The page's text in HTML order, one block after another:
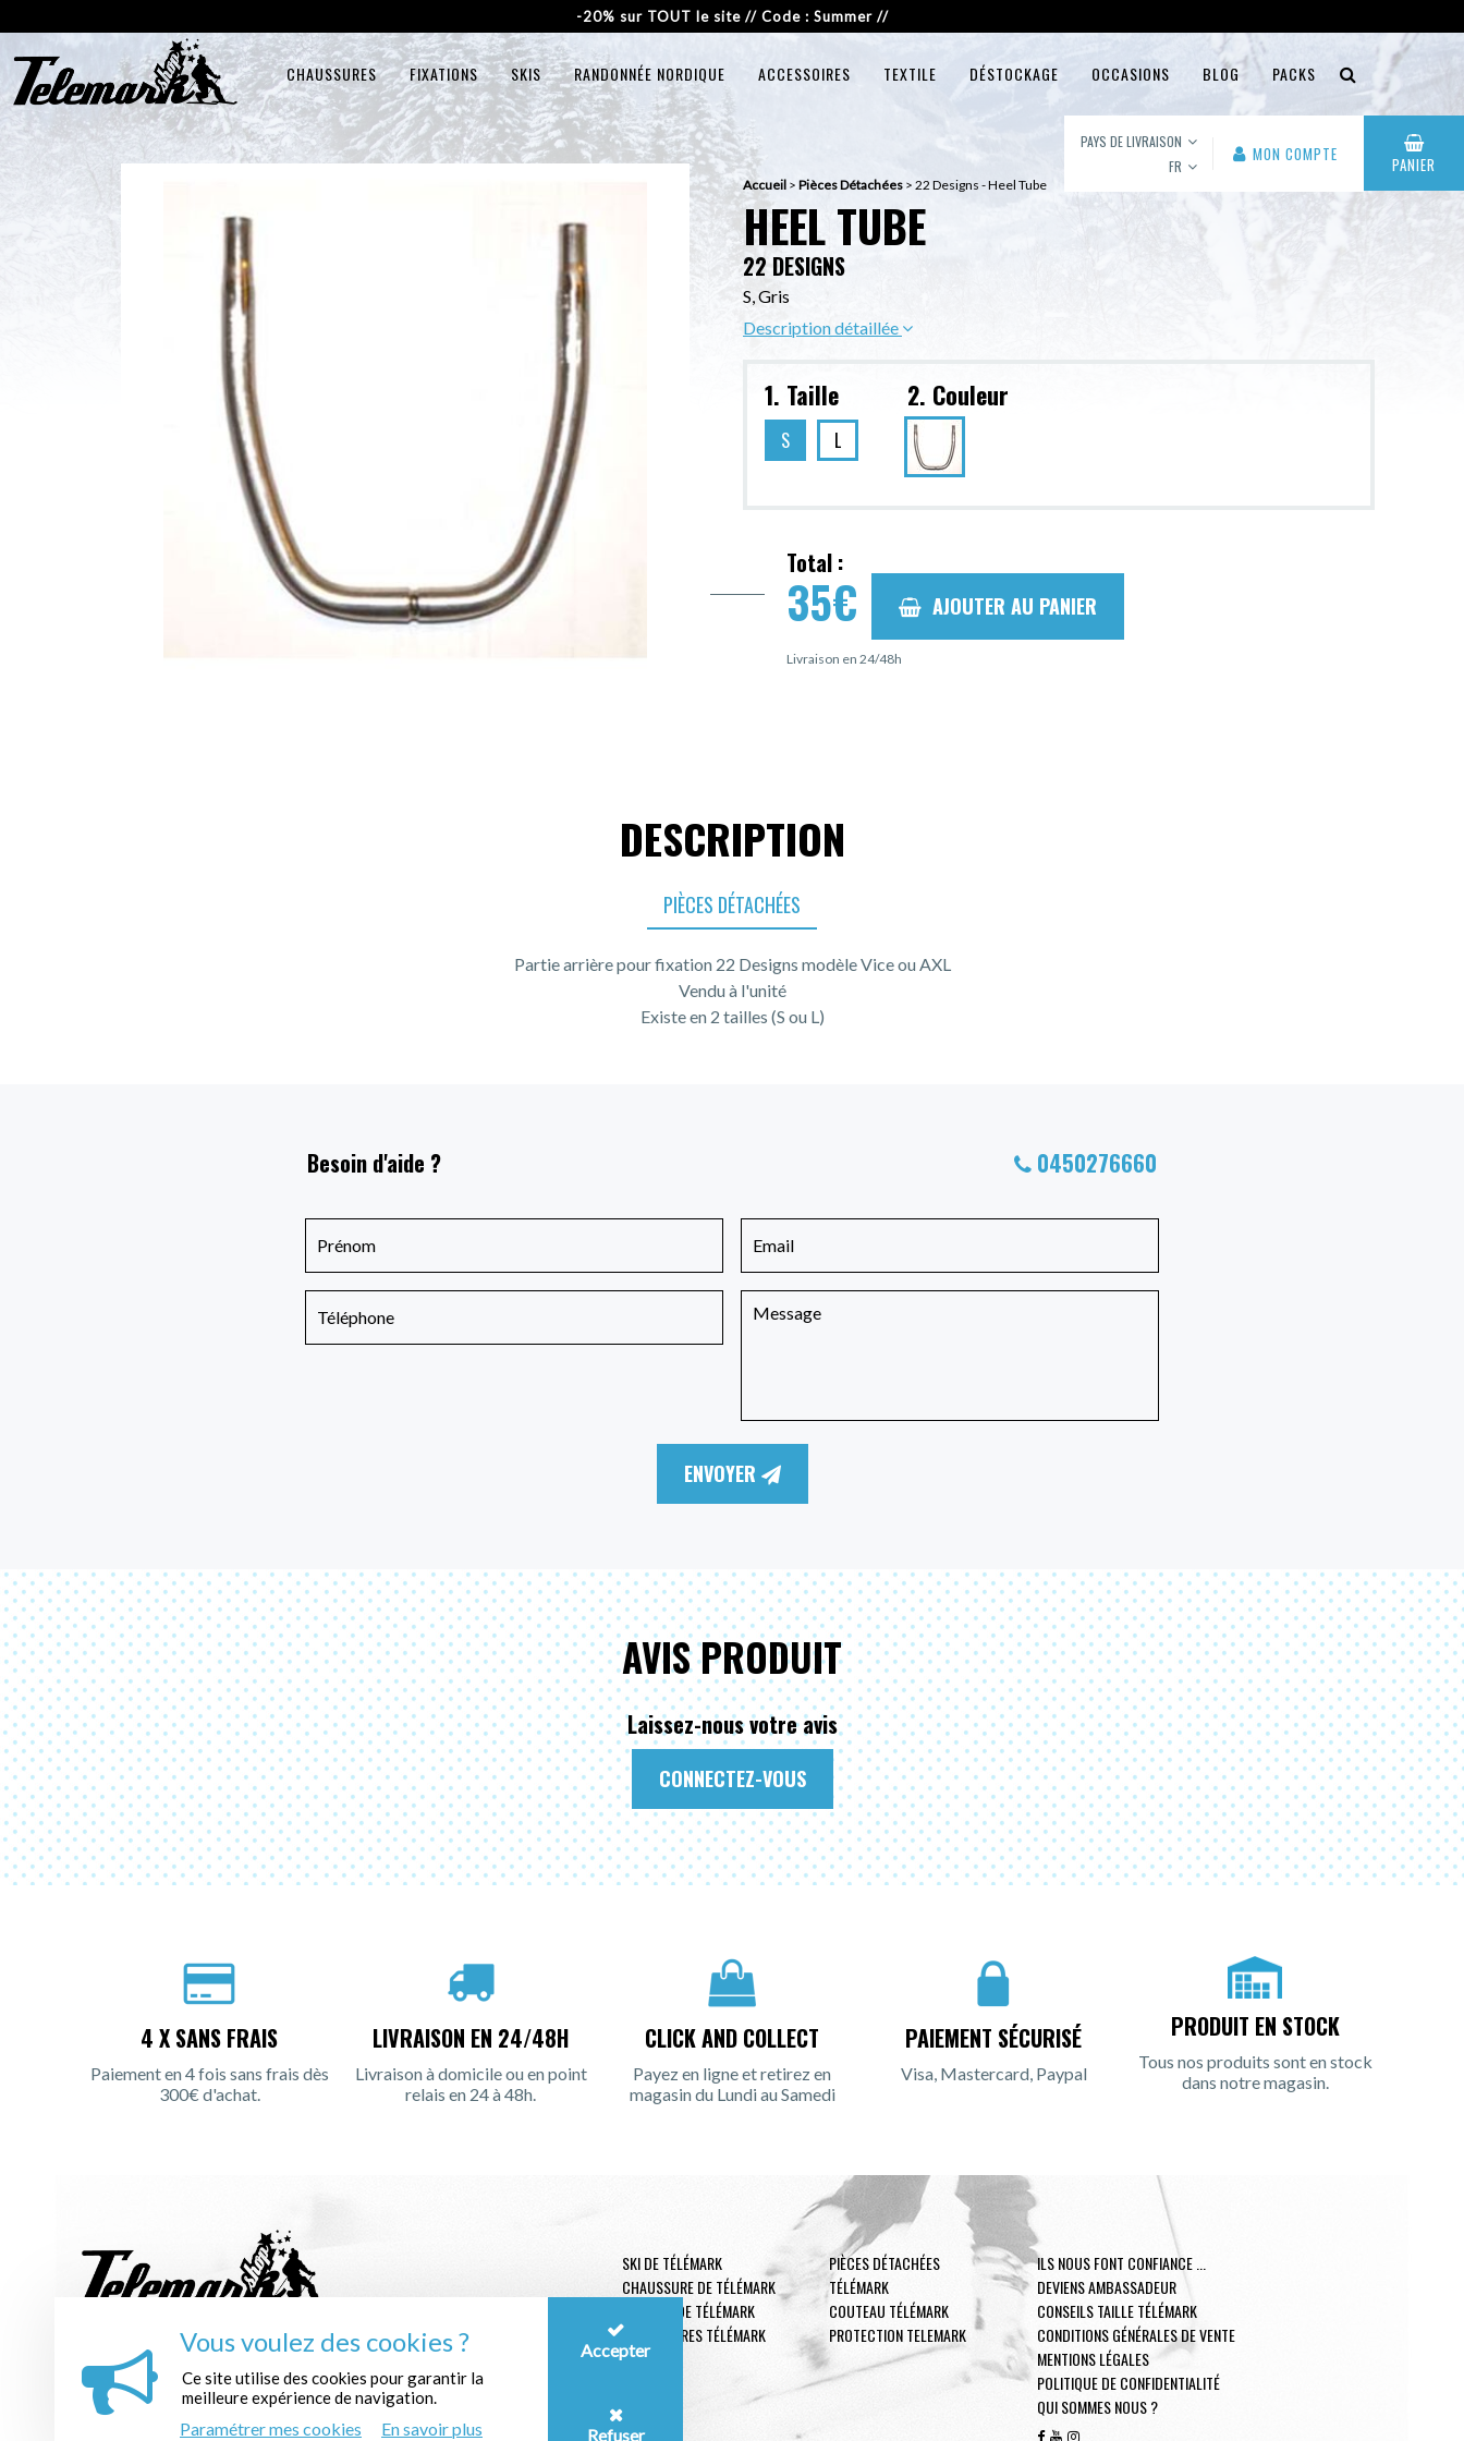
-20% sur TOUT le site // Code : Summer //
CHAUSSURES FIXATIONS SKIS RANDONNÉE NORDIQUE ACCESSOIRES TEXTILE DÉSTOCKAGE OCCASIONS BLOG PACKS
PAYS DE LIVRAISON
FR
MON COMPTE PANIER
Accueil > Pièces Détachées > 22 Designs - Heel Tube
HEEL TUBE
22 DESIGNS
S, Gris
Description détaillée
1. Taille
S L
2. Couleur
Total :
35€ AJOUTER AU PANIER
Livraison en 24/48h
DESCRIPTION
PIÈCES DÉTACHÉES
Partie arrière pour fixation 22 Designs modèle Vice ou AXL
Vendu à l'unité
Existe en 2 tailles (S ou L)
Besoin d'aide ? 0450276660
ENVOYER
AVIS PRODUIT
Laissez-nous votre avis
CONNECTEZ-VOUS
4 X SANS FRAIS
Paiement en 4 fois sans frais dès
300€ d'achat.
LIVRAISON EN 24/48H
Livraison à domicile ou en point
relais en 24 à 48h.
CLICK AND COLLECT
Payez en ligne et retirez en
magasin du Lundi au Samedi
PAIEMENT SÉCURISÉ
Visa, Mastercard, Paypal
PRODUIT EN STOCK
Tous nos produits sont en stock
dans notre magasin.
INSCRIPTION À LA NEWSLETTER :
SKI DE TÉLÉMARK
CHAUSSURE DE TÉLÉMARK
FIXATION DE TÉLÉMARK
ACCESSOIRES TÉLÉMARK
PIÈCES DÉTACHÉES
TÉLÉMARK
COUTEAU TÉLÉMARK
PROTECTION TELEMARK
ILS NOUS FONT CONFIANCE ...
DEVIENS AMBASSADEUR
CONSEILS TAILLE TÉLÉMARK
CONDITIONS GÉNÉRALES DE VENTE
MENTIONS LÉGALES
POLITIQUE DE CONFIDENTIALITÉ
QUI SOMMES NOUS ?
Vous voulez des cookies ?
Ce site utilise des cookies pour garantir la
meilleure expérience de navigation.
Paramétrer mes cookies En savoir plus
Accepter
Refuser